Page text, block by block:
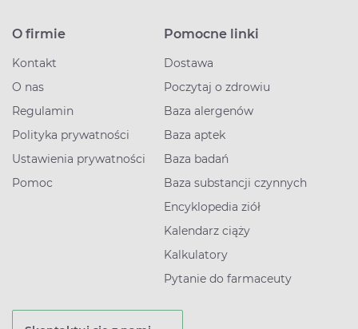
O firmie
Kontakt
O nas
Regulamin
Polityka prywatności
Ustawienia prywatności
Pomoc
Pomocne linki
Dostawa
Poczytaj o zdrowiu
Baza alergenów
Baza aptek
Baza badań
Baza substancji czynnych
Encyklopedia ziół
Kalendarz ciąży
Kalkulatory
Pytanie do farmaceuty